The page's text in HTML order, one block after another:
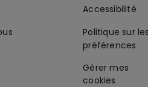
Accessibilité
Politique sur
préférences